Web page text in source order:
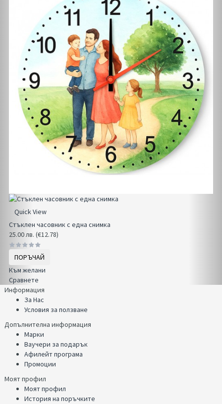
Quick View
Стъклен часовник с една снимка
25.00 лв. (€12.78)
ПОРЪЧАЙ
Към желани
Сравнете
Информация
За Нас
Условия за ползване
Допълнителна информация
Марки
Ваучери за подарък
Афилейт програма
Промоции
Моят профил
Моят профил
История на поръчките